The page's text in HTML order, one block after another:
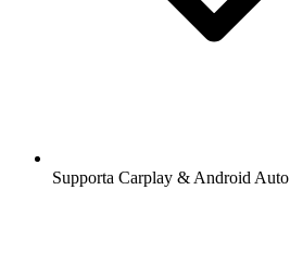
Supporta Carplay & Android Auto